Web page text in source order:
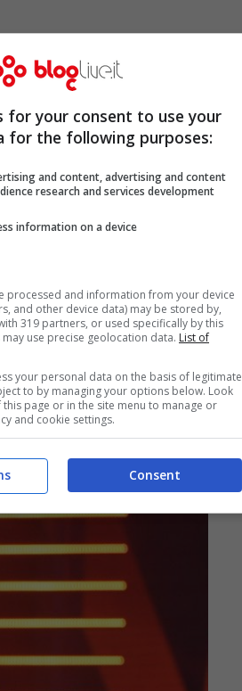
Ranieri ha sempre
ai suoi successi,
for your consent to use your
for the following purposes:
and content, advertising and content
research and services development
information on a device
processed and information from your device
and other device data) may be stored by,
319 partners, or used specifically by this
use precise geolocation data. List of
your personal data on the basis of legitimate
to by managing your options below. Look
page or in the site menu to manage or
and cookie settings.
Consent